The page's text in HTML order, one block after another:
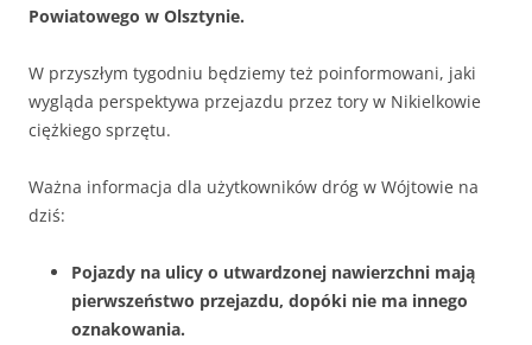
Powiatowego w Olsztynie.
W przyszłym tygodniu będziemy też poinformowani, jaki
wygląda perspektywa przejazdu przez tory w Nikielkowie
ciężkiego sprzętu.
Ważna informacja dla użytkowników dróg w Wójtowie na
dziś:
Pojazdy na ulicy o utwardzonej nawierzchni mają
pierwszeństwo przejazdu, dopóki nie ma innego
oznakowania.